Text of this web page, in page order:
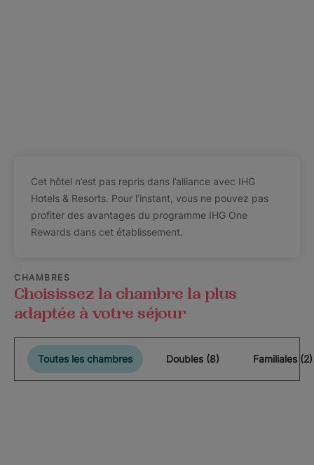
Cet hôtel n’est pas repris dans l’alliance avec IHG
Hotels & Resorts. Pour l’instant, vous ne pouvez pas
profiter des avantages du programme IHG One
Rewards dans cet établissement.
CHAMBRES
Choisissez la chambre la plus
adaptée à votre séjour
Toutes les chambres Doubles (8) Familiales (2)